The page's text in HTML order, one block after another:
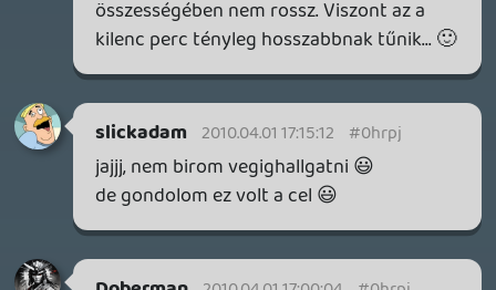
Úristen! Egyedi ötlet volt de elég gyenge.
Esetleg ha a poénok jobbak lennének.:)
Rudymester 2010.04.01 15:32:53 #0hrp4
A zene végén jó volt. 😃
2010.04.01 15:23:53#0hrp3
Fájdalom volt végighallgatni... 🙂
jimessor666 2010.04.01 15:21:57 #0hrp2